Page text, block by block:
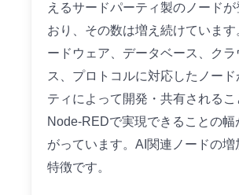
えるサードパーティ製のノードが
おり、その数は増え続けています
ードウェア、データベース、ク
ス、プロトコルに対応したノード
ティによって開発・共有されるこ
Node-REDで実現できることの幅
がっています。AI関連ノードの増
特徴です。